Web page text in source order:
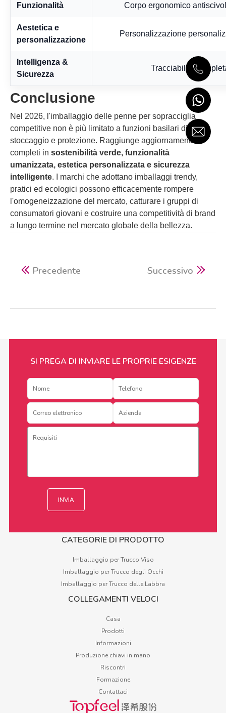
Funzionalità Corpo ergonomico
Aestetica e
personalizzazione
Personalizzazione
Intelligenza &
Sicurezza
Tracciabilità
Conclusione
Nel 2026, l'imballaggio delle penne per sopracciglia
competitive non è più limitato a funzioni basilari di
stoccaggio e protezione. Raggiunge aggiornamenti
completi in sostenibilità verde, funzionalità
umanizzata, estetica personalizzata e sicurezza
intelligente. I marchi che adottano imballaggi trendy,
pratici ed ecologici possono efficacemente rompere
l'omogeneizzazione del mercato, catturare i gruppi di
consumatori giovani e costruire una competitività di brand
a lungo termine nel mercato globale della bellezza.
Precedente Successivo
SI PREGA DI INVIARE LE PROPRIE ESIGENZE
CATEGORIE DI PRODOTTO
Imballaggio per Trucco Viso
Imballaggio per Trucco degli Occhi
Imballaggio per Trucco delle Labbra
COLLEGAMENTI VELOCI
Casa
Prodotti
Informazioni
Produzione chiavi in mano
Riscontri
Formazione
Contattaci